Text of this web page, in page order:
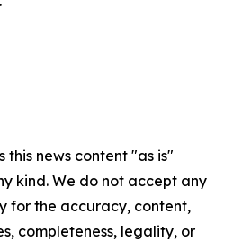
this news content "as is"
kind. We do not accept any
for the accuracy, content,
completeness, legality, or